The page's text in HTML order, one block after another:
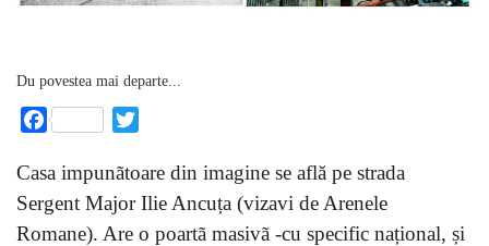
Du povestea mai departe...
Facebook
Casa impunãtoare din imagine se află pe strada
Sergent Major Ilie Ancuța (vizavi de Arenele
Romane). Are o poartã masivã -cu specific național, și